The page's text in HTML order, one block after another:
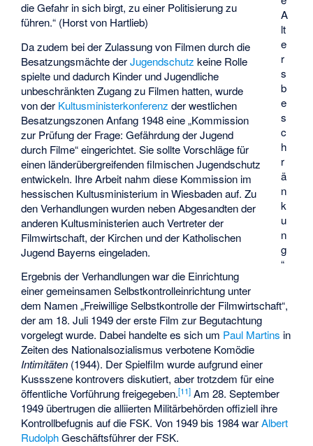
A
lt
e
r
s
b
e
s
c
h
r
ä
n
k
u
n
g
“
die Gefahr in sich birgt, zu einer Politisierung zu
führen.“ (Horst von Hartlieb)
Da zudem bei der Zulassung von Filmen durch die
Besatzungsmächte derJugendschutz keine Rolle
spielte und dadurch Kinder und Jugendliche
unbeschränkten Zugang zu Filmen hatten, wurde
von der Kultusministerkonferenz der westlichen
Besatzungszonen Anfang 1948 eine „Kommission
zur Prüfung der Frage: Gefährdung der Jugend
durch Filme“ eingerichtet. Sie sollte Vorschläge für
einen länderübergreifenden filmischen Jugendschutz
entwickeln. Ihre Arbeit nahm diese Kommission im
hessischen Kultusministerium in Wiesbaden auf. Zu
den Verhandlungen wurden neben Abgesandten der
anderen Kultusministerien auch Vertreter der
Filmwirtschaft, der Kirchen und der Katholischen
Jugend Bayerns eingeladen.
Ergebnis der Verhandlungen war die Einrichtung
einer gemeinsamen Selbstkontrolleinrichtung unter
dem Namen „Freiwillige Selbstkontrolle der Filmwirtschaft“,
der am 18. Juli 1949 der erste Film zur Begutachtung
vorgelegt wurde. Dabei handelte es sich um Paul Martins in
Zeiten des Nationalsozialismus verbotene Komödie
Intimitäten (1944). Der Spielfilm wurde aufgrund einer
Kussszene kontrovers diskutiert, aber trotzdem für eine
öffentliche Vorführung freigegeben.[11] Am 28. September
1949 übertrugen die alliierten Militärbehörden offiziell ihre
Kontrollbefugnis auf die FSK. Von 1949 bis 1984 warAlbert
RudolphGeschäftsführer der FSK.